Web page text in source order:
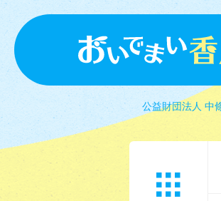
公益財団法人 中